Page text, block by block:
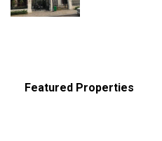
Featured Properties